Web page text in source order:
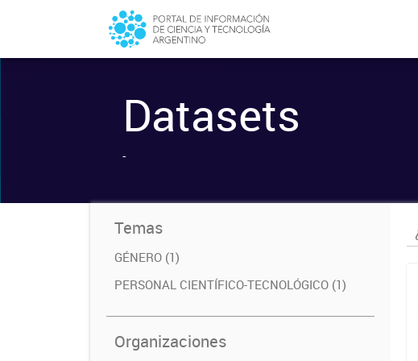
Datasets
-
Temas
GÉNERO (1)
PERSONAL CIENTÍFICO-TECNOLÓGICO (1)
Organizaciones